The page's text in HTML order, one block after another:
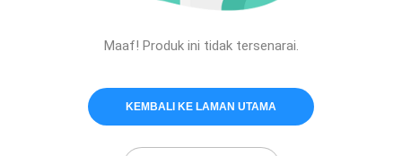
Maaf! Produk ini tidak tersenarai.
KEMBALI KE LAMAN UTAMA